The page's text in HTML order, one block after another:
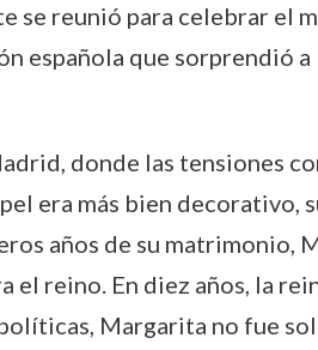
se reunió para celebrar el
española que sorprendió
donde las tensiones
era más bien decorativo,
años de su matrimonio,
reino. En diez años, la
Margarita no fue